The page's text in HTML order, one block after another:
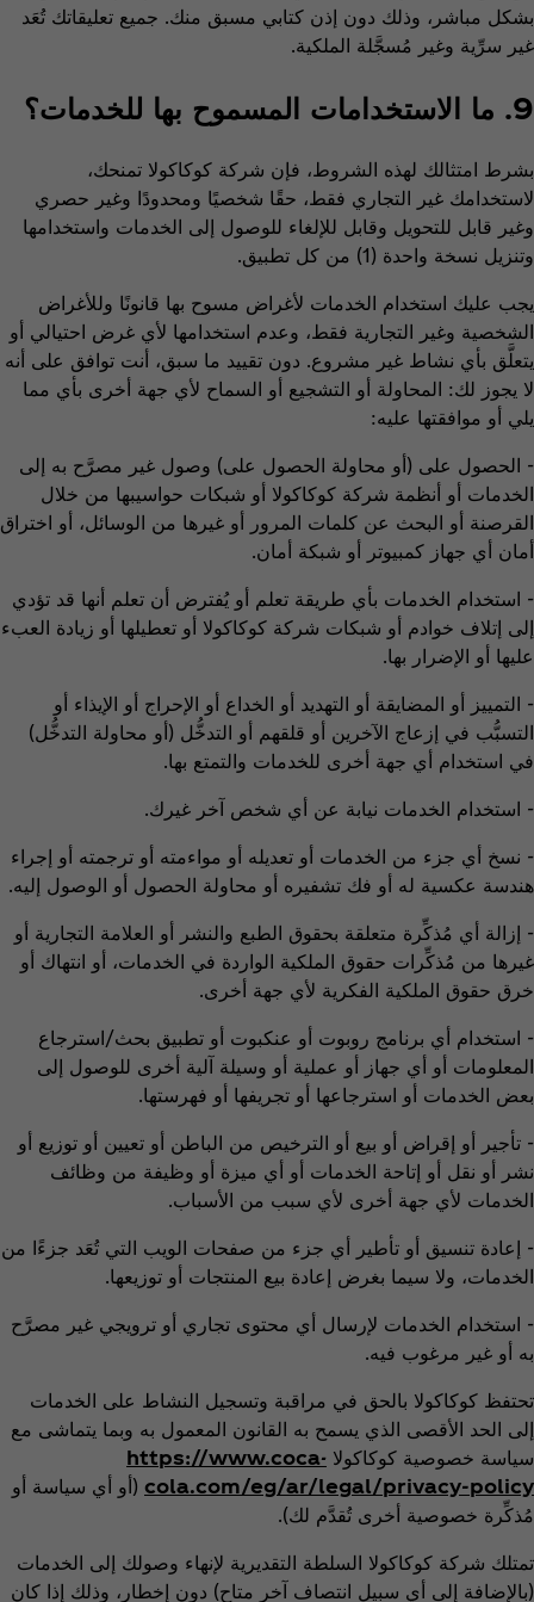
بشكل مباشر، وذلك دون إذن كتابي مسبق منك. جميع تعليقاتك تُعَد
غير سرِّية وغير مُسجَّلة الملكية.
9. ما الاستخدامات المسموح بها للخدمات؟
بشرط امتثالك لهذه الشروط، فإن شركة كوكاكولا تمنحك،
لاستخدامك غير التجاري فقط، حقًا شخصيًا ومحدودًا وغير حصري
وغير قابل للتحويل وقابل للإلغاء للوصول إلى الخدمات واستخدامها
وتنزيل نسخة واحدة (1) من كل تطبيق.
يجب عليك استخدام الخدمات لأغراض مسوح بها قانونًا وللأغراض
الشخصية وغير التجارية فقط، وعدم استخدامها لأي غرض احتيالي أو
يتعلَّق بأي نشاط غير مشروع. دون تقييد ما سبق، أنت توافق على أنه
لا يجوز لك: المحاولة أو التشجيع أو السماح لأي جهة أخرى بأي مما
يلي أو موافقتها عليه:
- الحصول على (أو محاولة الحصول على) وصول غير مصرَّح به إلى
الخدمات أو أنظمة شركة كوكاكولا أو شبكات حواسيبها من خلال
القرصنة أو البحث عن كلمات المرور أو غيرها من الوسائل، أو اختراق
أمان أي جهاز كمبيوتر أو شبكة أمان.
- استخدام الخدمات بأي طريقة تعلم أو يُفترض أن تعلم أنها قد تؤدي
إلى إتلاف خوادم أو شبكات شركة كوكاكولا أو تعطيلها أو زيادة العبء
عليها أو الإضرار بها.
- التمييز أو المضايقة أو التهديد أو الخداع أو الإحراج أو الإيذاء أو
التسبُّب في إزعاج الآخرين أو قلقهم أو التدخُّل (أو محاولة التدخُّل)
في استخدام أي جهة أخرى للخدمات والتمتع بها.
- استخدام الخدمات نيابة عن أي شخص آخر غيرك.
- نسخ أي جزء من الخدمات أو تعديله أو مواءمته أو ترجمته أو إجراء
هندسة عكسية له أو فك تشفيره أو محاولة الحصول أو الوصول إليه.
- إزالة أي مُذكِّرة متعلقة بحقوق الطبع والنشر أو العلامة التجارية أو
غيرها من مُذكِّرات حقوق الملكية الواردة في الخدمات، أو انتهاك أو
خرق حقوق الملكية الفكرية لأي جهة أخرى.
- استخدام أي برنامج روبوت أو عنكبوت أو تطبيق بحث/استرجاع
المعلومات أو أي جهاز أو عملية أو وسيلة آلية أخرى للوصول إلى
بعض الخدمات أو استرجاعها أو تجريفها أو فهرستها.
- تأجير أو إقراض أو بيع أو الترخيص من الباطن أو تعيين أو توزيع أو
نشر أو نقل أو إتاحة الخدمات أو أي ميزة أو وظيفة من وظائف
الخدمات لأي جهة أخرى لأي سبب من الأسباب.
- إعادة تنسيق أو تأطير أي جزء من صفحات الويب التي تُعَد جزءًا من
الخدمات، ولا سيما بغرض إعادة بيع المنتجات أو توزيعها.
- استخدام الخدمات لإرسال أي محتوى تجاري أو ترويجي غير مصرَّح
به أو غير مرغوب فيه.
تحتفظ كوكاكولا بالحق في مراقبة وتسجيل النشاط على الخدمات
إلى الحد الأقصى الذي يسمح به القانون المعمول به وبما يتماشى مع
سياسة خصوصية كوكاكولا https://www.coca-
cola.com/eg/ar/legal/privacy-policy (أو أي سياسة أو
مُذكِّرة خصوصية أخرى تُقدَّم لك).
تمتلك شركة كوكاكولا السلطة التقديرية لإنهاء وصولك إلى الخدمات
(بالإضافة إلى أي سبيل انتصاف آخر متاح) دون إخطار، وذلك إذا كان